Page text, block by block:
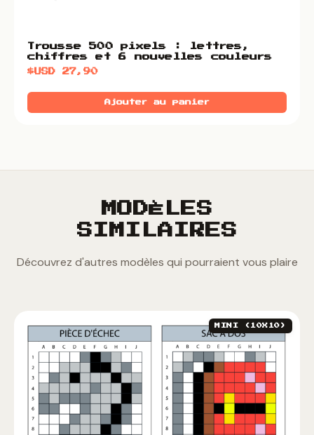
Trousse 500 pixels : lettres,
chiffres et 6 nouvelles couleurs
$USD27,90
Ajouter au panier
MODÈLES
SIMILAIRES
Découvrez d'autres modèles qui pourraient vous plaire
MINI (10X10)